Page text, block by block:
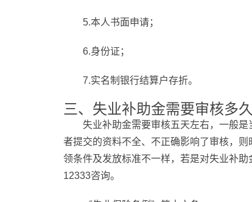
5.本人书面申请；
6.身份证；
7.实名制银行结算户存折。
三、失业补助金需要审核多久
失业补助金需要审核五天左右，一般
者提交的资料不全、不正确影响了审核，
领条件及发放标准不一样，若是对失业补
12333咨询。